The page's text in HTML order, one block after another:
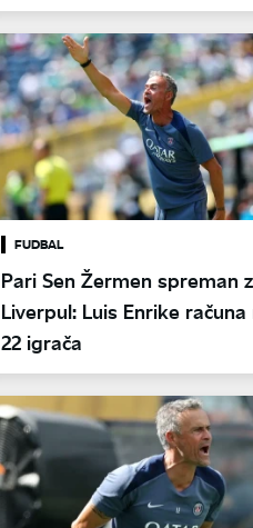
FUDBAL
Pari Sen Žermen spreman
Liverpul: Luis Enrike računa
22 igrača